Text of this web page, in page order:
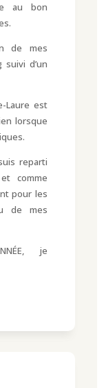
au bon
de mes
d’un
Laure est
lorsque
reparti
comme
pour les
de mes
je